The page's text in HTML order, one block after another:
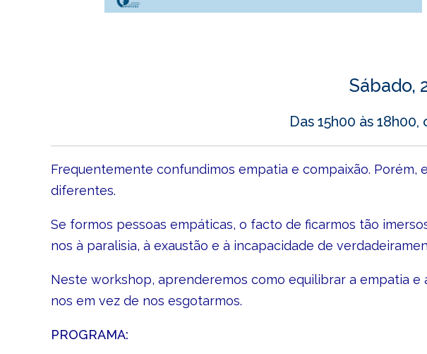
Sábado,
Das 15h00 às
Frequentemente confundimos empatia e compaixão.
diferentes.
Se formos pessoas empáticas, o facto de ficarmos tão
nos à paralisia, à exaustão e à incapacidade de
Neste workshop, aprenderemos como equilibrar a empatia
nos em vez de nos esgotarmos.
PROGRAMA: